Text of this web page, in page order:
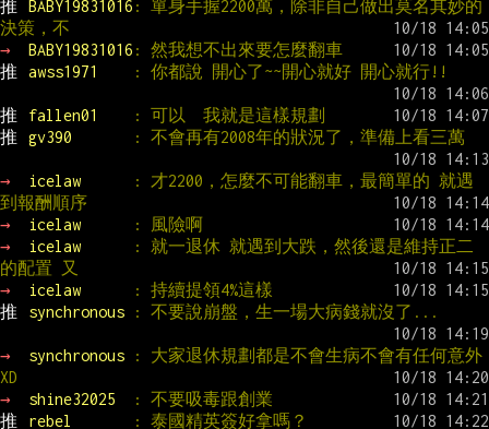
推 BABY19831016 : 單身手握2200萬，除非自己做出莫名其妙的
決策，不
→
BABY19831016 : 然我想不出來要怎麼翻車
推
awss1971 : 你都說 開心了~~開心就好 開心就行!!
推 fallen01
: 可以  我就是這樣規劃
推
gv390 : 不會再有2008年的狀況了，準備上看三萬
→ icelaw
: 才2200，怎麼不可能翻車，最簡單的 就遇
到報酬順序
→
icelaw
: 風險啊
→
icelaw
: 就一退休 就遇到大跌，然後還是維持正二
的配置 又
→
icelaw
: 持續提領4%這樣
推
synchronous : 不要說崩盤，生一場大病錢就沒了...
→ synchronous
: 大家退休規劃都是不會生病不會有任何意外
XD
→
shine32025
: 不要吸毒跟創業
推
rebel
: 泰國精英簽好拿嗎？